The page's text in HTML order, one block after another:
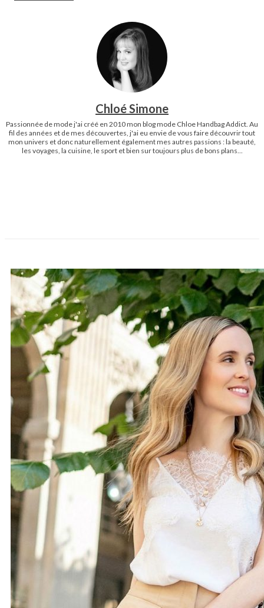
Chloé Simone
Passionnée de mode j'ai créé en 2010 mon blog mode Chloe Handbag Addict. Au
fil des années et de mes découvertes, j'ai eu envie de vous faire découvrir tout
mon univers et donc naturellement également mes autres passions : la beauté,
les voyages, la cuisine, le sport et bien sur toujours plus de bons plans...